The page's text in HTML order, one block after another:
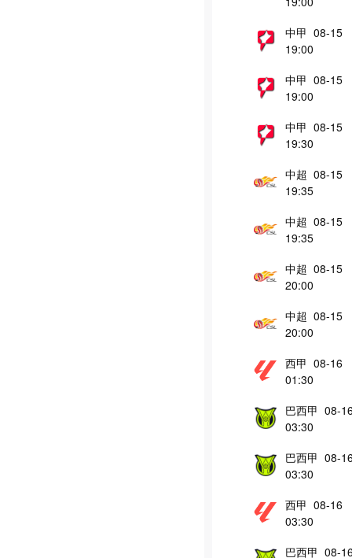
中甲 08-15
19:00
中甲 08-15
19:00
中甲 08-15
19:30
中超 08-15
19:35
中超 08-15
19:35
中超 08-15
20:00
中超 08-15
20:00
西甲 08-16
01:30
巴西甲 08-
03:30
巴西甲 08-
03:30
西甲 08-16
03:30
巴西甲 08-